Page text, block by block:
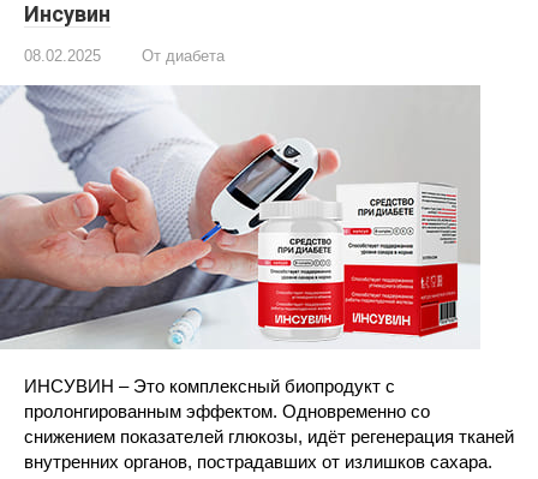
Инсувин
08.02.2025 От диабета
ИНСУВИН – Это комплексный биопродукт с
пролонгированным эффектом. Одновременно со
снижением показателей глюкозы, идёт регенерация тканей
внутренних органов, пострадавших от излишков сахара.